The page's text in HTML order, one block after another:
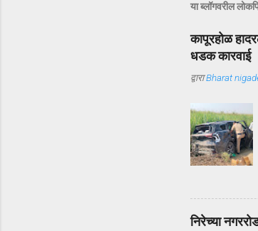
या ब्लॉगवरील
कापूरहोळ
धडक कारवाई
द्वाराBharat
निरेच्या